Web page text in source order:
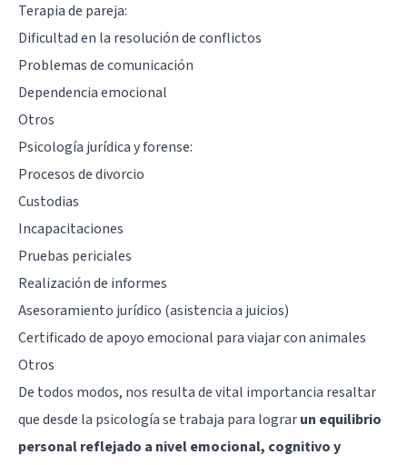
Terapia de pareja:
Dificultad en la resolución de conflictos
Problemas de comunicación
Dependencia emocional
Otros
Psicología jurídica y forense:
Procesos de divorcio
Custodias
Incapacitaciones
Pruebas periciales
Realización de informes
Asesoramiento jurídico (asistencia a juicios)
Certificado de apoyo emocional para viajar con animales
Otros
De todos modos, nos resulta de vital importancia resaltar
que desde la psicología se trabaja para lograrun equilibrio
personal reflejado a nivel emocional, cognitivo y